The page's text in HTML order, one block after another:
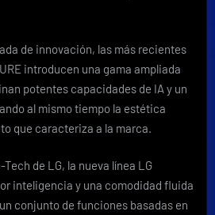
de innovación, las más recientes
introducen una gama ampliada
potentes capacidades de IA y un
al mismo tiempo la estética
que caracteriza a la marca.
de LG, la nueva línea LG
inteligencia y una comodidad fluida
conjunto de funciones basadas en